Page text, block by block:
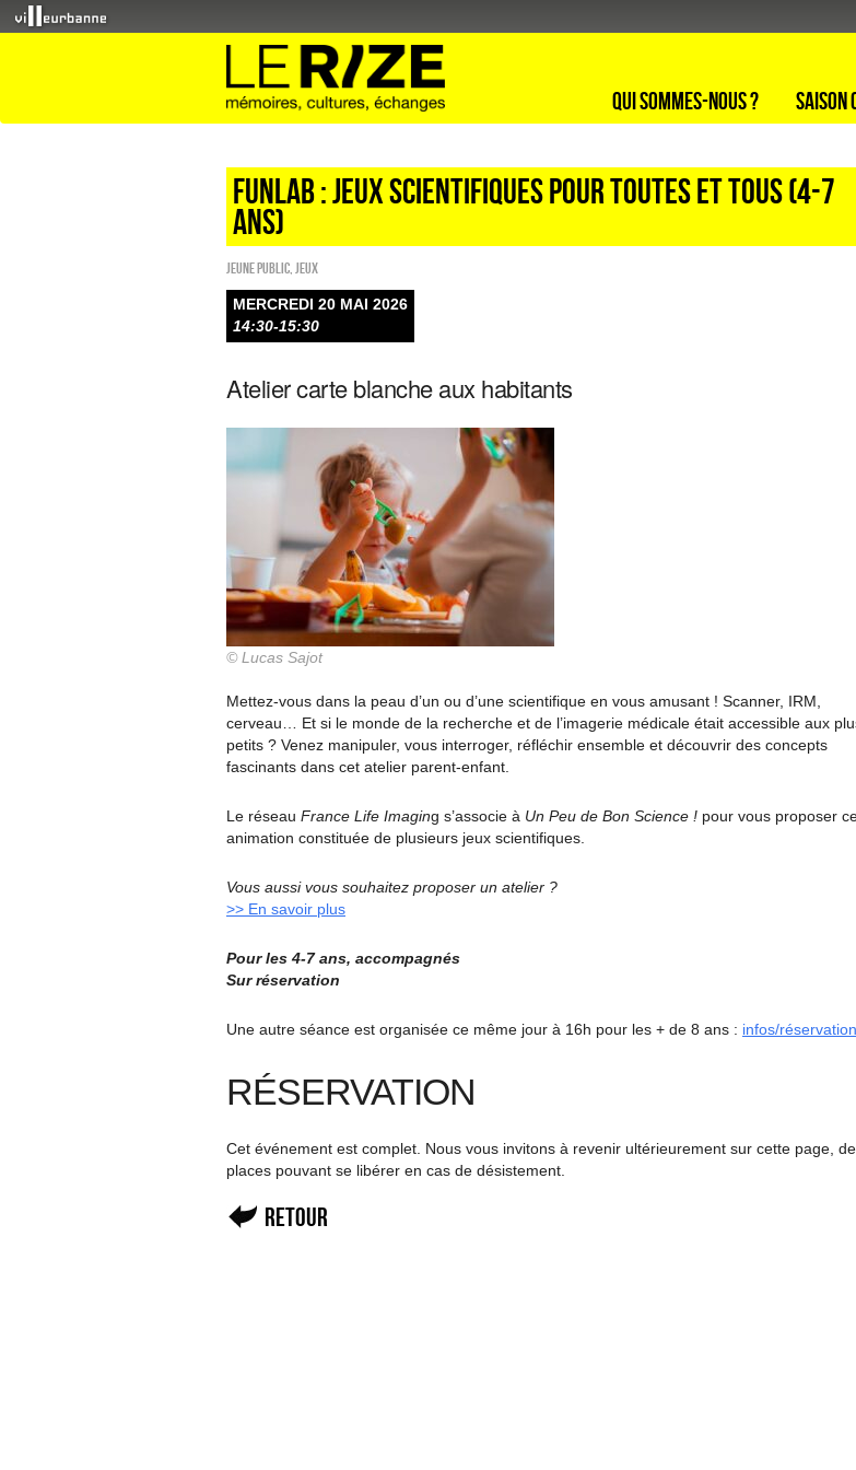
Qui sommes-nous ?
FunLab : jeux scientifiques pour toutes et tous (4-7
ans)
Jeune public Jeux
MERCREDI 20 MAI 2026
14:30-15:30
Atelier carte blanche aux habitants
© Lucas Sajot
Mettez-vous dans la peau d’un ou d’une scientifique en vous amusant ! Scanner, IRM,
cerveau… Et si le monde de la recherche et de l’imagerie médicale était accessible aux
petits ? Venez manipuler, vous interroger, réfléchir ensemble et découvrir des concepts
fascinants dans cet atelier parent-enfant.
Le réseau France Life Imaging s’associe à Un Peu de Bon Science ! pour vous proposer
animation constituée de plusieurs jeux scientifiques.
Vous aussi vous souhaitez proposer un atelier ?
>> En savoir plus
Pour les 4-7 ans, accompagnés
Sur réservation
Une autre séance est organisée ce même jour à 16h pour les + de 8 ans : infos/réservation
RÉSERVATION
Cet événement est complet. Nous vous invitons à revenir ultérieurement sur cette page,
places pouvant se libérer en cas de désistement.
Retour